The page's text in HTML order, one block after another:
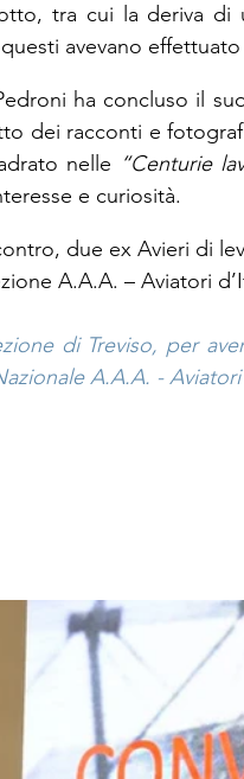
tra cui la deriva
avevano
ha concluso il
dei racconti e
nelle “Centurie
e curiosità.
due ex Avieri di
A.A.A. – Aviatori
di Treviso, per
A.A.A. - Aviatori